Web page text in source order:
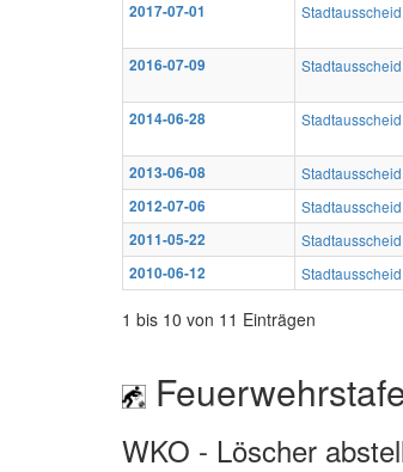
2017-07-01 Stadtausscheid
2016-07-09 Stadtausscheid
2014-06-28 Stadtausscheid
2013-06-08 Stadtausscheid
2012-07-06
Stadtausscheid
2011-05-22
Stadtausscheid
2010-06-12
Stadtausscheid
1 bis 10 von 11 Einträgen
WKO - Löscher